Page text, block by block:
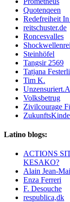
Quotenqeen
Redefreiheit
reitschuster.de
Roncesvalles
Steinhöfel
Tangsir 2569
Tatjana
Tim K.
Volksbetrug
Zivilcourage
Latino blogs:
ACTIONS
KESAKO?
Alain Jean-
Enza Ferreri
F. Desouche
respublica,dk